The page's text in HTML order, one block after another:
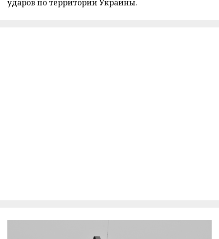
ударов по территории Украины.